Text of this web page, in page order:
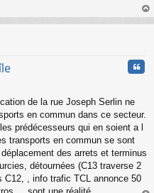
au
de la rue Joseph Serlin ne
en commun dans ce secteur.
prédécesseurs qui en soient a l
transports en commun se sont
des arrets et terminus
détournées (C13 traverse 2
, info trafic TCL annonce 50